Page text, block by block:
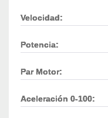
Velocidad:
Potencia:
Par Motor:
Aceleración 0-100: